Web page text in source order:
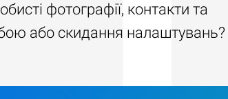
фотографії, контакти та
або скидання налаштувань?